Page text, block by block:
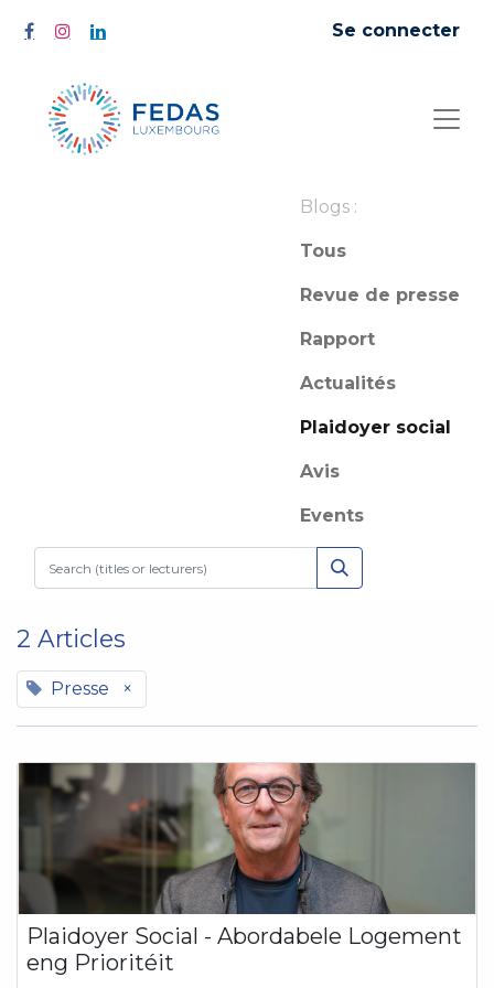
Se connecter
Blogs :
Tous
Revue de presse
Rapport
Actualités
Plaidoyer social
Avis
Events
2 Articles
Presse ×
Plaidoyer Social - Abordabele Logement
eng Prioritéit